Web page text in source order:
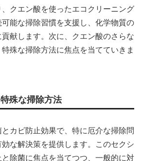
クエン酸を使ったエコクリーニング
能な掃除習慣を支援し、化学物質の
献します。次に、クエン酸のさらな
殊な掃除方法に焦点を当てていきま
殊な掃除方法
カビ防止効果で、特に厄介な掃除問
な解決策を提供します。このセクシ
と除菌に焦点を当てつつ、一般的に対